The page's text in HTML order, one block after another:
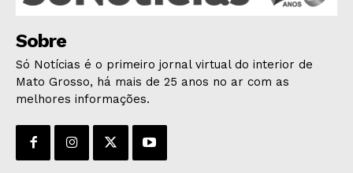
Sobre
Só Notícias é o primeiro jornal virtual do interior de
Mato Grosso, há mais de 25 anos no ar com as
melhores informações.